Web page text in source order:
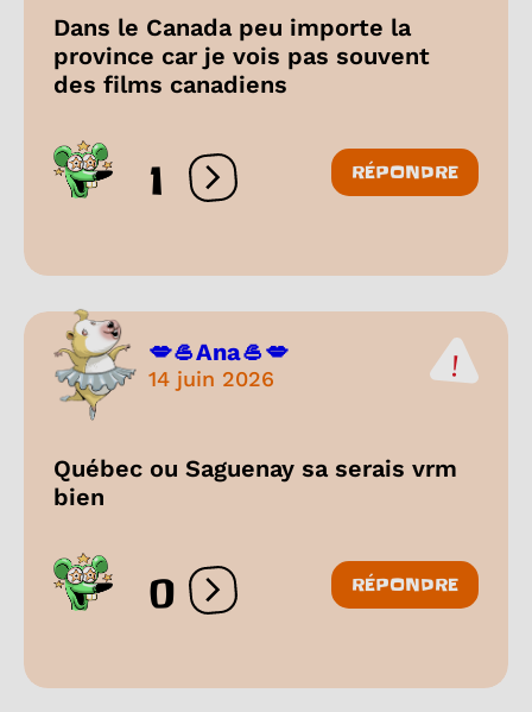
Dans le Canada peu importe la
province car je vois pas souvent
des films canadiens
1 Ouvrir les réactions
RÉPONDRE
💋🥌Ana🥌💋
14 juin 2026
Québec ou Saguenay sa serais vrm
bien
0 Ouvrir les réactions
RÉPONDRE